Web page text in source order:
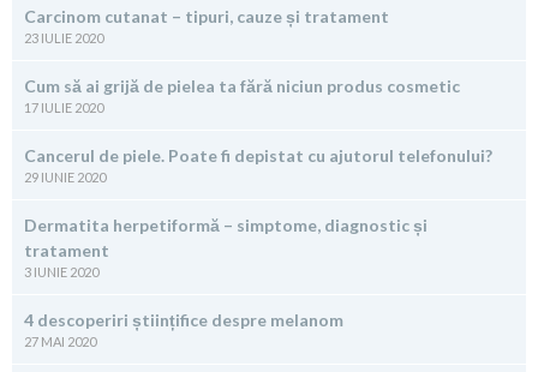
Carcinom cutanat – tipuri, cauze și tratament
23 IULIE 2020
Cum să ai grijă de pielea ta fără niciun produs cosmetic
17 IULIE 2020
Cancerul de piele. Poate fi depistat cu ajutorul telefonului?
29 IUNIE 2020
Dermatita herpetiformă – simptome, diagnostic și
tratament
3 IUNIE 2020
4 descoperiri științifice despre melanom
27 MAI 2020